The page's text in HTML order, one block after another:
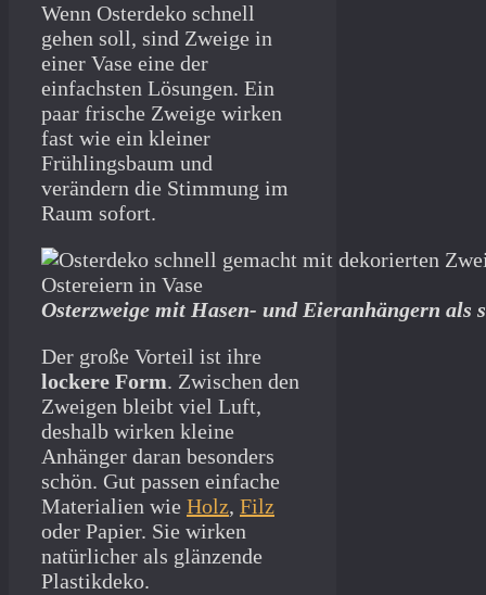
Wenn Osterdeko schnell
gehen soll, sind Zweige in
einer Vase eine der
einfachsten Lösungen. Ein
paar frische Zweige wirken
fast wie ein kleiner
Frühlingsbaum und
verändern die Stimmung im
Raum sofort.
Osterzweige mit Hasen- und Eieranhängern als
Der große Vorteil ist ihre
lockere Form. Zwischen den
Zweigen bleibt viel Luft,
deshalb wirken kleine
Anhänger daran besonders
schön. Gut passen einfache
Materialien wie Holz, Filz
oder Papier. Sie wirken
natürlicher als glänzende
Plastikdeko.